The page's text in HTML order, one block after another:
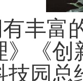
有丰
》《
技园